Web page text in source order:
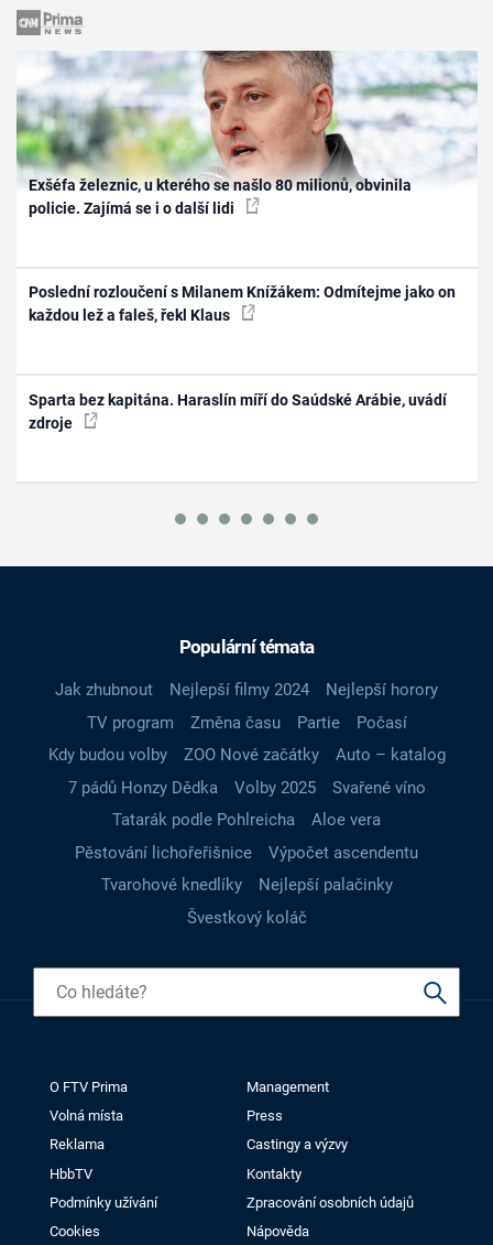
Exšéfa železnic, u kterého se našlo 80 milionů, obvinila
policie. Zajímá se i o další lidi
Poslední rozloučení s Milanem Knížákem: Odmítejme jako on
každou lež a faleš, řekl Klaus
Sparta bez kapitána. Haraslín míří do Saúdské Arábie, uvádí
zdroje
Populární témata
Jak zhubnout Nejlepší filmy 2024
Nejlepší horory
TV program
Změna času Partie
Počasí
Kdy budou volby
ZOO Nové začátky
Auto – katalog
7 pádů Honzy Dědka
Volby 2025
Svařené víno
Tatarák podle Pohlreicha
Aloe vera
Pěstování lichořeřišnice
Výpočet ascendentu
Tvarohové knedlíky
Nejlepší palačinky
Švestkový koláč
O FTV Prima
Management
Volná místa
Press
Reklama
Castingy a výzvy
HbbTV
Kontakty
Podmínky užívání
Zpracování osobních údajů
Cookies
Nápověda